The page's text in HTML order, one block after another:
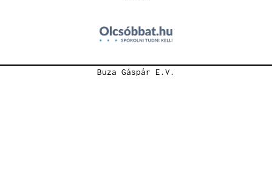
Buza Gáspár E.V.